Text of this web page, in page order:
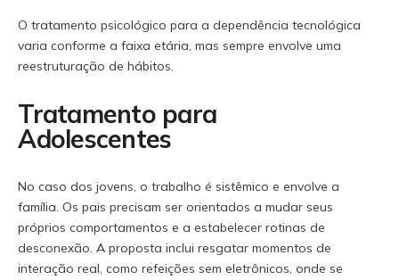
O tratamento psicológico para a dependência tecnológica
varia conforme a faixa etária, mas sempre envolve uma
reestruturação de hábitos.
Tratamento para
Adolescentes
No caso dos jovens, o trabalho é sistêmico e envolve a
família. Os pais precisam ser orientados a mudar seus
próprios comportamentos e a estabelecer rotinas de
desconexão. A proposta inclui resgatar momentos de
interação real, como refeições sem eletrônicos, onde se